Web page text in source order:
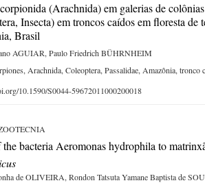
(Arachnida) em galerias de
Insecta) em troncos caídos em floresta de
Brasil
AGUIAR, Paulo Friedrich BÜHRNHEIM
Arachnida, Coleoptera, Passalidae, Amazônia, tronco
10.1590/S0044-59672011000200018
the bacteria Aeromonas hydrophila to
de OLIVEIRA, Rondon Tatsuta Yamane Baptista de